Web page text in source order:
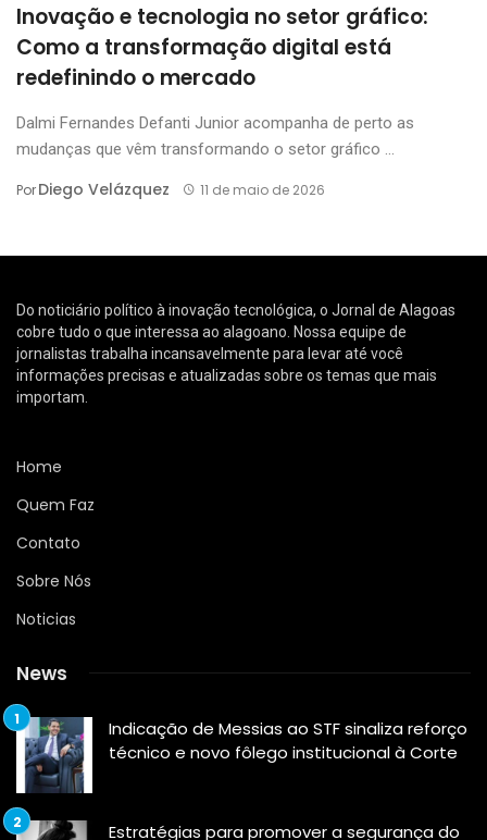
Inovação e tecnologia no setor gráfico:
Como a transformação digital está
redefinindo o mercado
Dalmi Fernandes Defanti Junior acompanha de perto as
mudanças que vêm transformando o setor gráfico ...
PorDiego Velázquez 11 de maio de 2026
Do noticiário político à inovação tecnológica, o Jornal de Alagoas
cobre tudo o que interessa ao alagoano. Nossa equipe de
jornalistas trabalha incansavelmente para levar até você
informações precisas e atualizadas sobre os temas que mais
importam.
Home
Quem Faz
Contato
Sobre Nós
Noticias
News
Indicação de Messias ao STF sinaliza reforço
técnico e novo fôlego institucional à Corte
Estratégias para promover a segurança do